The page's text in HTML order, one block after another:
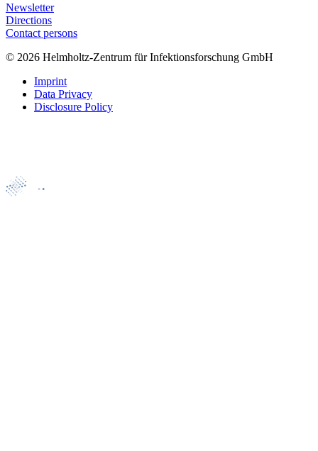
Newsletter
Directions
Contact persons
© 2026 Helmholtz-Zentrum für Infektionsforschung GmbH
Imprint
Data Privacy
Disclosure Policy